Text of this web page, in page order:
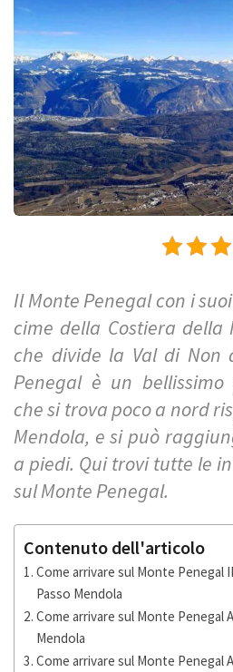
Il Monte Penegal con i
cime della Costiera della
che divide la Val di Non
Penegal è un
che si trova poco a nord
Mendola, e si può
a piedi. Qui trovi tutte le
sul Monte Penegal.
Contenuto dell'articolo
Come arrivare sul Monte Penegal
Passo Mendola
Come arrivare sul Monte Penegal
Mendola
Come arrivare sul Monte Penegal